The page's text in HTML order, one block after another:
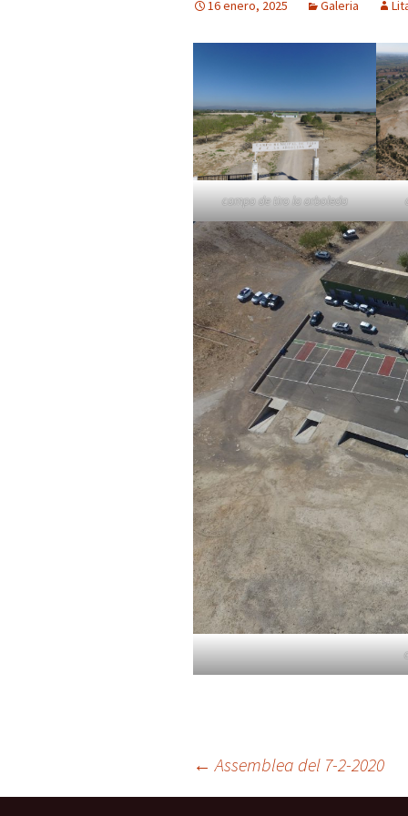
16 enero, 2025 Galeria
campo de tiro la arboleda
Navegación
← Assemblea del 7-2-2020